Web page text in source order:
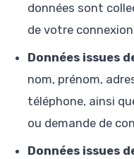
données sont
de votre
Données issues
nom, prénom,
téléphone, ainsi
ou demande de
Données issues